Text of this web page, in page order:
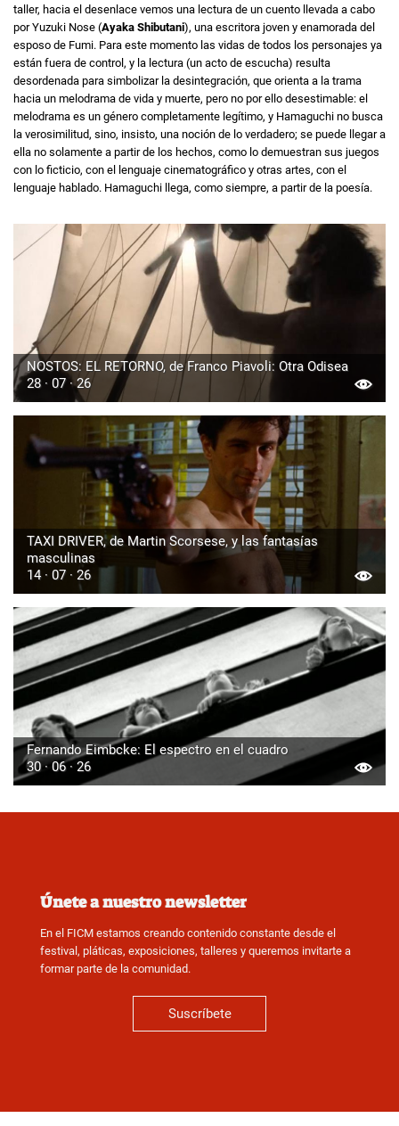
taller, hacia el desenlace vemos una lectura de un cuento llevada a cabo
por Yuzuki Nose (Ayaka Shibutani), una escritora joven y enamorada del
esposo de Fumi. Para este momento las vidas de todos los personajes ya
están fuera de control, y la lectura (un acto de escucha) resulta
desordenada para simbolizar la desintegración, que orienta a la trama
hacia un melodrama de vida y muerte, pero no por ello desestimable: el
melodrama es un género completamente legítimo, y Hamaguchi no busca
la verosimilitud, sino, insisto, una noción de lo verdadero; se puede llegar a
ella no solamente a partir de los hechos, como lo demuestran sus juegos
con lo ficticio, con el lenguaje cinematográfico y otras artes, con el
lenguaje hablado. Hamaguchi llega, como siempre, a partir de la poesía.
NOSTOS: EL RETORNO, de Franco Piavoli: Otra Odisea
28 · 07 · 26
TAXI DRIVER, de Martin Scorsese, y las fantasías
masculinas
14 · 07 · 26
Fernando Eimbcke: El espectro en el cuadro
30 · 06 · 26
Únete a nuestro newsletter
En el FICM estamos creando contenido constante desde el
festival, pláticas, exposiciones, talleres y queremos invitarte a
formar parte de la comunidad.
Suscríbete